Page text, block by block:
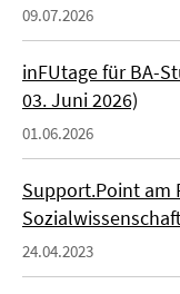
09.07.2026
inFUtage für BA-
03. Juni 2026)
01.06.2026
Support.Point am
24.04.2023